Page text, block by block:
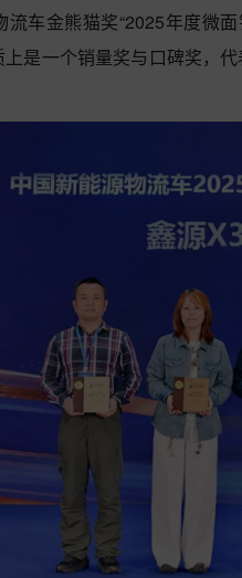
流车金熊猫奖“2025年度微
上是一个销量奖与口碑奖，